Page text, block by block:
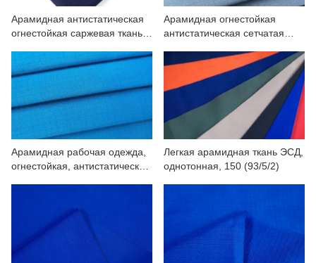
Арамидная антистатическая
огнестойкая саржевая ткань
(93/5/2)
Арамидная огнестойкая
антистатическая сетчатая
Арамидная рабочая одежда,
огнестойкая, антистатическая
Легкая арамидная ткань ЭСД,
однотонная, 150 (93/5/2)